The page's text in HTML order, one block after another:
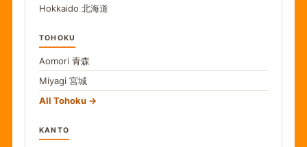
Hokkaido 北海道
TOHOKU
Aomori 青森
Miyagi 宮城
All Tohoku
KANTO